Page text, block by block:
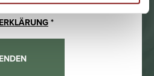
DIE
*